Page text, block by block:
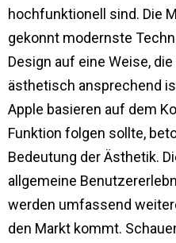
hochfunktionell sind. Die
gekonnt modernste
Design auf eine Weise,
ästhetisch ansprechend
Apple basieren auf dem
Funktion folgen sollte,
Bedeutung der Ästhetik.
allgemeine
werden umfassend
den Markt kommt.